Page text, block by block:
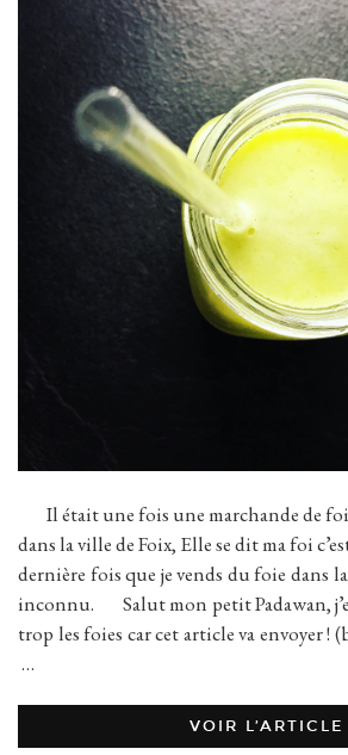
Il était une fois une marchande de
dans la ville de Foix, Elle se dit ma foi
dernière fois que je vends du foie dans
inconnu. Salut mon petit Padawan,
trop les foies car cet article va envoyer !
…
VOIR L’ARTICLE